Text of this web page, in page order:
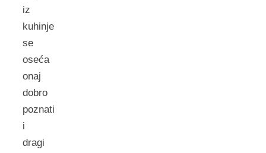
iz
kuhinje
se
oseća
onaj
dobro
poznati
i
dragi